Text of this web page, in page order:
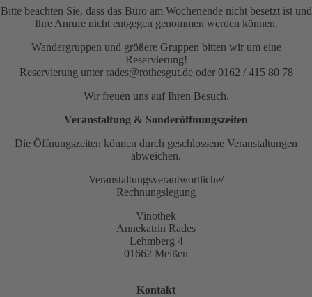
Bitte beachten Sie, dass das Büro am Wochenende nicht besetzt ist und
Ihre Anrufe nicht entgegen genommen werden können.
Wandergruppen und größere Gruppen bitten wir um eine
Reservierung!
Reservierung unter rades@rothesgut.de oder 0162 / 415 80 78
Wir freuen uns auf Ihren Besuch.
Veranstaltung & Sonderöffnungszeiten
Die Öffnungszeiten können durch geschlossene Veranstaltungen
abweichen.
Veranstaltungsverantwortliche/
Rechnungslegung
Vinothek
Annekatrin Rades
Lehmberg 4
01662 Meißen
Kontakt